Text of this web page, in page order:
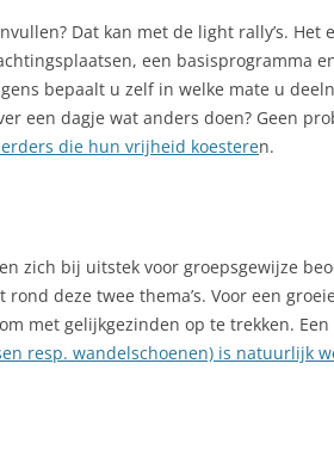
Dat kan met de light rally’s. Het
een basisprogramma
bepaalt u zelf in welke mate u
een dagje wat anders doen? Geen
die hun vrijheid koesteren.
zich bij uitstek voor groepsgewijze
rond deze twee thema’s. Voor een
met gelijkgezinden op te trekken.
resp. wandelschoenen) is natuurlijk